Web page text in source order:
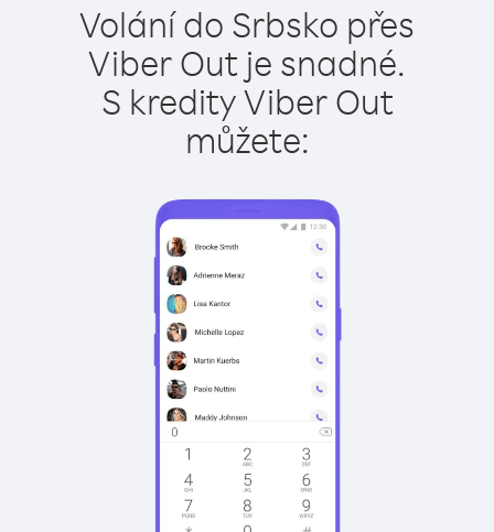
Volání do Srbsko přes
Viber Out je snadné.
S kredity Viber Out
můžete: